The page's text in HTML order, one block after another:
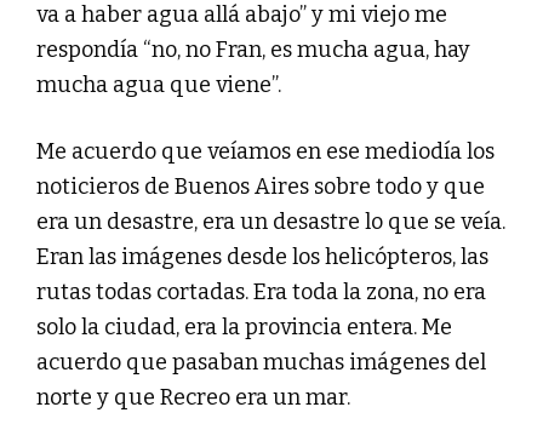
va a haber agua allá abajo” y mi viejo me
respondía “no, no Fran, es mucha agua, hay
mucha agua que viene”.
Me acuerdo que veíamos en ese mediodía los
noticieros de Buenos Aires sobre todo y que
era un desastre, era un desastre lo que se veía.
Eran las imágenes desde los helicópteros, las
rutas todas cortadas. Era toda la zona, no era
solo la ciudad, era la provincia entera. Me
acuerdo que pasaban muchas imágenes del
norte y que Recreo era un mar.